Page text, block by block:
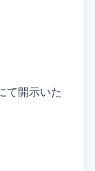
て開示いた